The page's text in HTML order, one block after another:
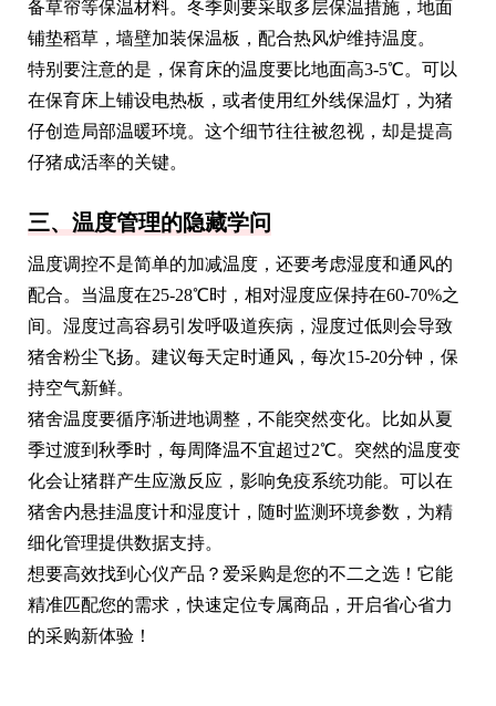
备草帘等保温材料。冬季则要采取多层保温措施，地面
铺垫稻草，墙壁加装保温板，配合热风炉维持温度。
特别要注意的是，保育床的温度要比地面高3-5℃。可以
在保育床上铺设电热板，或者使用红外线保温灯，为猪
仔创造局部温暖环境。这个细节往往被忽视，却是提高
仔猪成活率的关键。
三、温度管理的隐藏学问
温度调控不是简单的加减温度，还要考虑湿度和通风的
配合。当温度在25-28℃时，相对湿度应保持在60-70%之
间。湿度过高容易引发呼吸道疾病，湿度过低则会导致
猪舍粉尘飞扬。建议每天定时通风，每次15-20分钟，保
持空气新鲜。
猪舍温度要循序渐进地调整，不能突然变化。比如从夏
季过渡到秋季时，每周降温不宜超过2℃。突然的温度变
化会让猪群产生应激反应，影响免疫系统功能。可以在
猪舍内悬挂温度计和湿度计，随时监测环境参数，为精
细化管理提供数据支持。
想要高效找到心仪产品？爱采购是您的不二之选！它能
精准匹配您的需求，快速定位专属商品，开启省心省力
的采购新体验！